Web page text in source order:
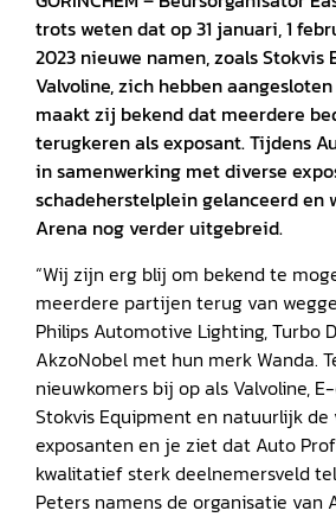
trots weten dat op 31 januari, 1
2023 nieuwe namen, zoals Stokvis
Valvoline, zich hebben
maakt zij bekend dat meerdere
terugkeren als exposant. Tijdens
in samenwerking met diverse
schadeherstelplein gelanceerd en
Arena nog verder uitgebreid.
“Wij zijn erg blij om bekend te
meerdere partijen terug van
Philips Automotive Lighting, Turbo
AkzoNobel met hun merk Wanda.
nieuwkomers bij op als Valvoline,
Stokvis Equipment en natuurlijk de
exposanten en je ziet dat Auto
kwalitatief sterk deelnemersveld
Peters namens de organisatie van